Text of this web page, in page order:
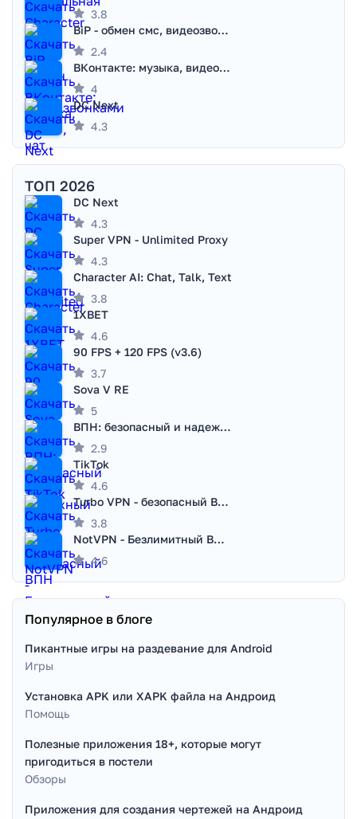
3.8
BiP - обмен смс, видеозвонками
2.4
ВКонтакте: музыка, видео, чат
4
DC Next
4.3
ТОП 2026
DC Next
4.3
Super VPN - Unlimited Proxy
4.3
Character AI: Chat, Talk, Text
3.8
1XBET
4.6
90 FPS + 120 FPS (v3.6)
3.7
Sova V RE
5
ВПН: безопасный и надежный VPN
2.9
TikTok
4.6
Turbo VPN - безопасный ВПН
3.8
NotVPN - Безлимитный ВПН | VPN
4.6
Популярное в блоге
Пикантные игры на раздевание для Android
Игры
Установка APK или XAPK файла на Андроид
Помощь
Полезные приложения 18+, которые могут
пригодиться в постели
Обзоры
Приложения для создания чертежей на Андроид